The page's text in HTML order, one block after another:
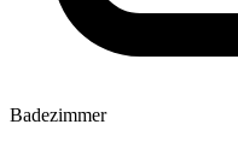
Badezimmer